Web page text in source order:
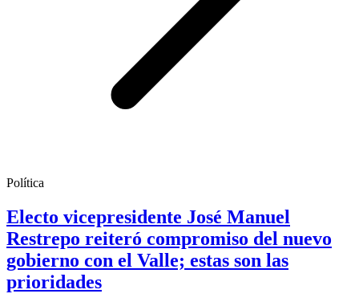
Política
Electo vicepresidente José Manuel
Restrepo reiteró compromiso del nuevo
gobierno con el Valle; estas son las
prioridades